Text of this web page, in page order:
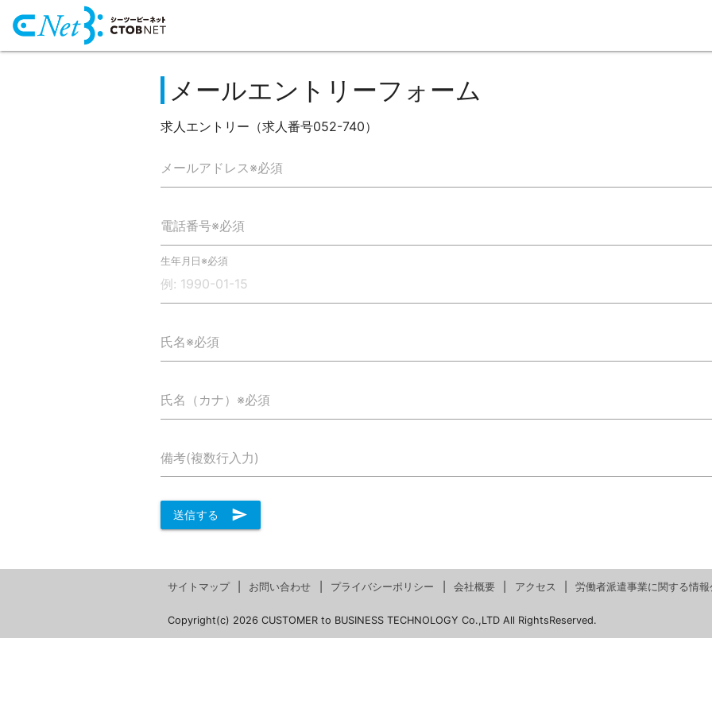
メールエントリーフォーム
求人エントリー（求人番号052-740）
メールアドレス※必須
電話番号※必須
生年月日※必須
氏名※必須
氏名（カナ）※必須
備考(複数行入力)
送信する send
サイトマップ お問い合わせ プライバシーポリシー 会社概要 アクセス 労働者派遣事業に関する情
Copyright(c) 2026 CUSTOMER to BUSINESS TECHNOLOGY Co.,LTD All RightsReserved.